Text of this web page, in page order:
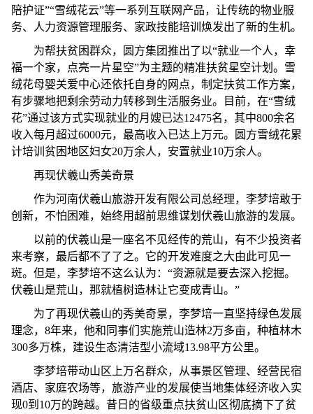
陪护证”“雪绒花云”等一系列互联网产品，让传统的物业服
务、人力资源管理服务、家政技能培训焕发出了新的生机。
为帮扶贫困群众，圆方集团推出了以“就业一个人，幸
福一个家，点亮一片星空”为主题的精准扶贫星空计划。雪
绒花母婴关爱中心还依托自身的网点，制定扶贫工作方案，
有步骤地把剩余劳动力转移到生活服务业。目前，在“雪绒
花”通过该方式实现就业的月嫂已达12475名，其中800余名
收入每月超过6000元，最高收入已达上万元。圆方雪绒花累
计培训贫困地区妇女20万余人，安置就业10万余人。
再现伏羲山秀美奇景
作为河南伏羲山旅游开发有限公司总经理，李梦培敢于
创新，不怕困难，始终用超前思维谋划伏羲山旅游的发展。
以前的伏羲山是一座名不见经传的荒山，有不少投资者
来考察，最后都不了了之。它的开发难度之大由此可见一
斑。但是，李梦培不这么认为：“资源就是要去深入挖掘。
伏羲山是荒山，那就植树造林让它变成青山。”
为了再现伏羲山的秀美奇景，李梦培一直坚持绿色发展
理念，8年来，他和同事们实施荒山造林2万多亩，种植林木
300多万株，建设生态清洁型小流域13.98平方公里。
李梦培带动山区上万名群众，从事景区管理、经营民宿
酒店、家庭农场等，旅游产业的发展使当地集体经济收入实
现0到10万的跨越。昔日的省级重点扶贫山区彻底摘下了贫